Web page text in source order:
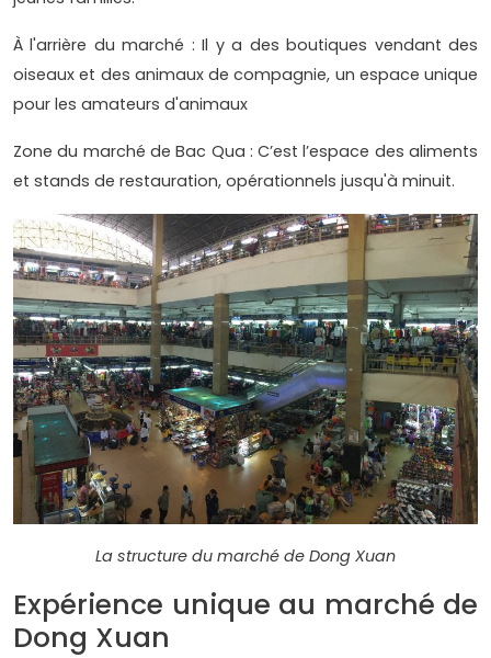
À l'arrière du marché : Il y a des boutiques vendant des
oiseaux et des animaux de compagnie, un espace unique
pour les amateurs d'animaux
Zone du marché de Bac Qua : C’est l’espace des aliments
et stands de restauration, opérationnels jusqu'à minuit.
La structure du marché de Dong Xuan
Expérience unique au marché de
Dong Xuan